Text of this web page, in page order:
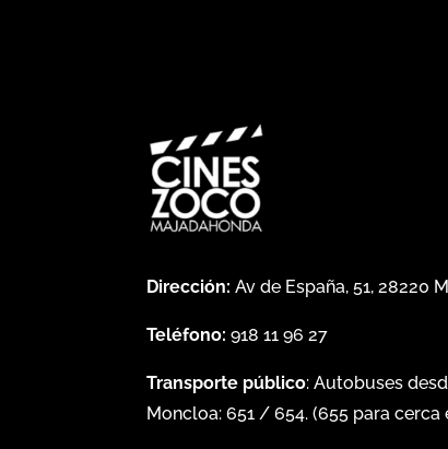
Dirección: Av de España, 51, 28220
Teléfono: 918 11 96 27
Transporte público: Autobuses
Moncloa:651 /654. (655 para cerca